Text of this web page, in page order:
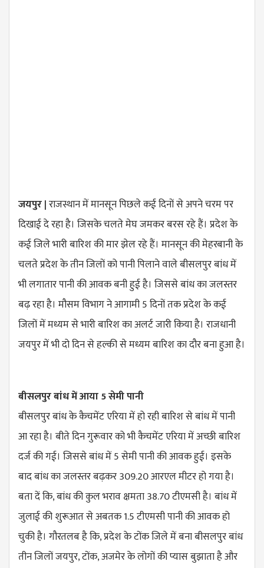
जयपुर |राजस्थान में मानसून पिछले कई दिनों से अपने चरम पर
दिखाई दे रहा है। जिसके चलते मेघ जमकर बरस रहे हैं। प्रदेश के
कई जिले भारी बारिश की मार झेल रहे हैं। मानसून की मेहरबानी के
चलते प्रदेश के तीन जिलों को पानी पिलाने वाले बीसलपुर बांध में
भी लगातार पानी की आवक बनी हुई है। जिससे बांध का जलस्तर
बढ़ रहा है। मौसम विभाग ने आगामी 5 दिनों तक प्रदेश के कई
जिलों में मध्यम से भारी बारिश का अलर्ट जारी किया है। राजधानी
जयपुर में भी दो दिन से हल्की से मध्यम बारिश का दौर बना हुआ है।
बीसलपुर बांध में आया 5 सेमी पानी
बीसलपुर बांध के कैचमेंट एरिया में हो रही बारिश से बांध में पानी
आ रहा है। बीते दिन गुरूवार को भी कैचमेंट एरिया में अच्छी बारिश
दर्ज की गई। जिससे बांध में 5 सेमी पानी की आवक हुई। इसके
बाद बांध का जलस्तर बढ़कर 309.20 आरएल मीटर हो गया है।
बता दें कि, बांध की कुल भराव क्षमता 38.70 टीएमसी है। बांध में
जुलाई की शुरूआत से अबतक 1.5 टीएमसी पानी की आवक हो
चुकी है। गौरतलब है कि, प्रदेश के टोंक जिले में बना बीसलपुर बांध
तीन जिलों जयपुर, टोंक, अजमेर के लोगों की प्यास बुझाता है और